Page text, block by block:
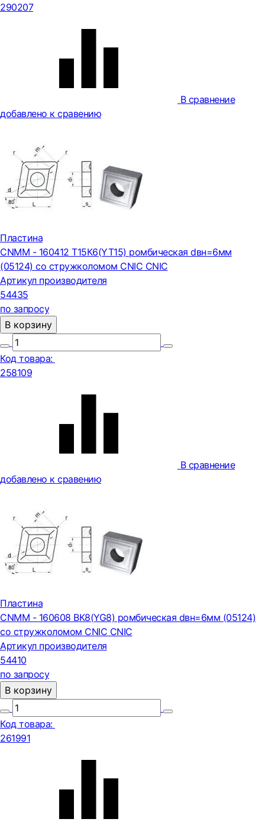
290207
В сравнение
добавлено к сравению
Пластина
CNMM - 160412 Т15К6(YT15) ромбическая dвн=6мм
(05124) со стружколомом CNIC CNIC
Артикул производителя
54435
по запросу
В корзину
Код товара:
258109
В сравнение
добавлено к сравению
Пластина
CNMM - 160608 ВК8(YG8) ромбическая dвн=6мм (05124)
со стружколомом CNIC CNIC
Артикул производителя
54410
по запросу
В корзину
Код товара:
261991